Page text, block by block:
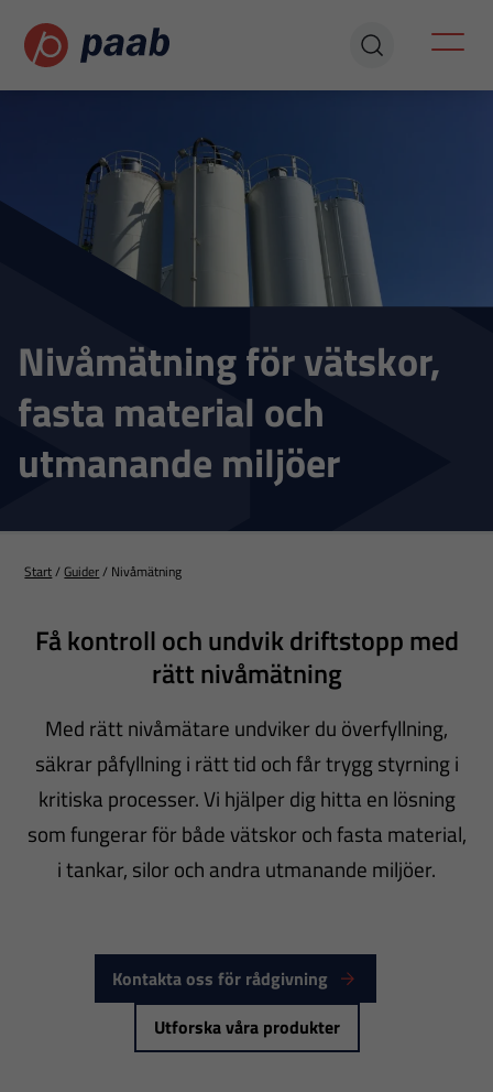
Nivåmätning för vätskor,
fasta material och
utmanande miljöer
Start/Guider/ Nivåmätning
Få kontroll och undvik driftstopp med
rätt nivåmätning
Med rätt nivåmätare undviker du överfyllning,
säkrar påfyllning i rätt tid och får trygg styrning i
kritiska processer. Vi hjälper dig hitta en lösning
som fungerar för både vätskor och fasta material,
i tankar, silor och andra utmanande miljöer.
Kontakta oss för rådgivning
Utforska våra produkter